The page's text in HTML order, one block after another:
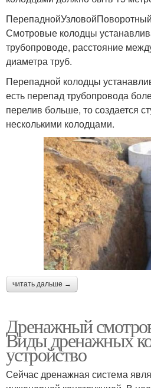
Смотровые колодцы
трубопроводе, расстояние
диаметра труб.
Перепадной колодцы
есть перепад трубопровода
перелив больше, то создается
несколькими колодцами.
читать дальше →
Дренажный
Виды дренажных
устройство
Сейчас дренажная система